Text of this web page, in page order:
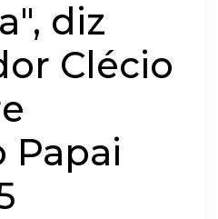
diz
Clécio
Papai